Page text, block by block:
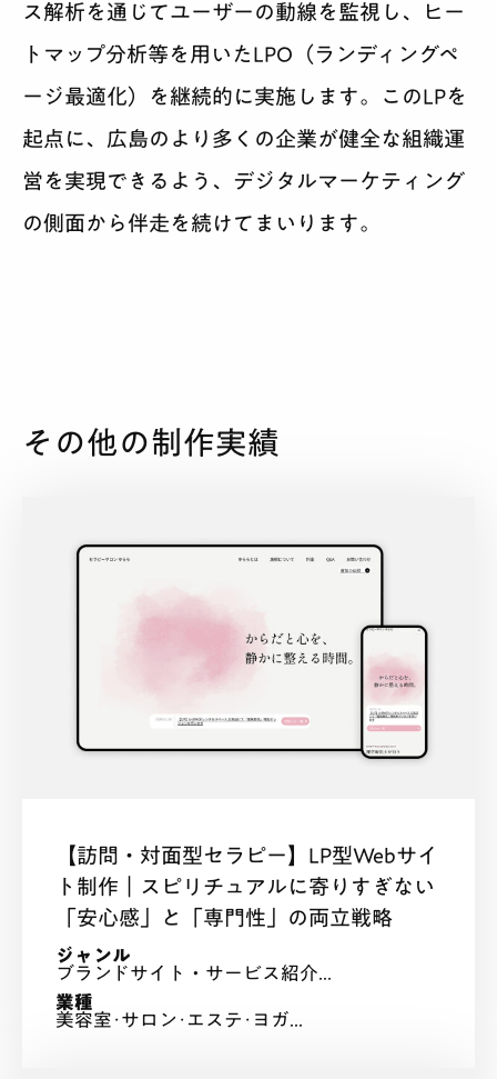
ス解析を通じてユーザーの動線を監視し、ヒー
トマップ分析等を用いたLPO（ランディングペ
ージ最適化）を継続的に実施します。このLPを
起点に、広島のより多くの企業が健全な組織運
営を実現できるよう、デジタルマーケティング
の側面から伴走を続けてまいります。
その他の制作実績
【訪問・対面型セラピー】LP型Webサイ
ト制作｜スピリチュアルに寄りすぎない
「安心感」と「専門性」の両立戦略
ジャンル
ブランドサイト・サービス紹介...
業種
美容室･サロン･エステ･ヨガ...